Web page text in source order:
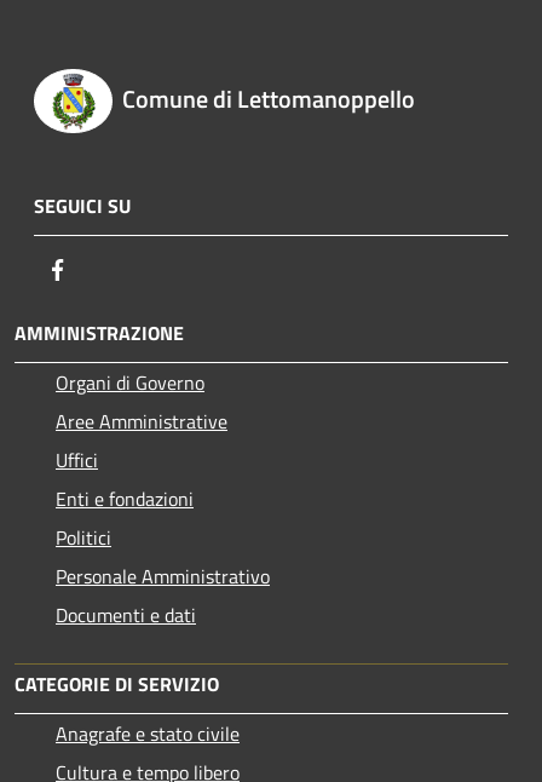
Comune di Lettomanoppello
SEGUICI SU
AMMINISTRAZIONE
Organi di Governo
Aree Amministrative
Uffici
Enti e fondazioni
Politici
Personale Amministrativo
Documenti e dati
CATEGORIE DI SERVIZIO
Anagrafe e stato civile
Cultura e tempo libero